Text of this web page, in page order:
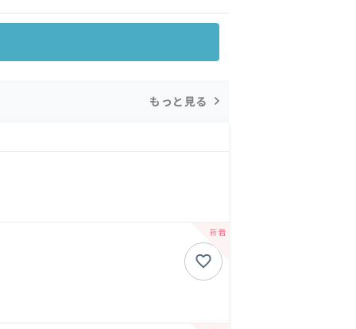
もっと見る